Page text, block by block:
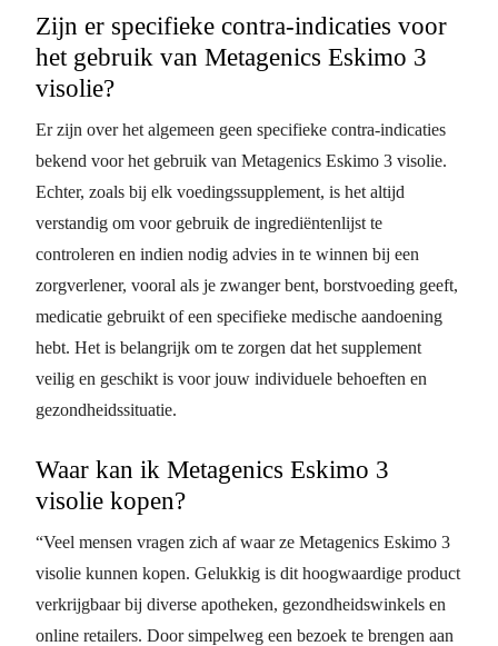
Zijn er specifieke contra-indicaties voor
het gebruik van Metagenics Eskimo 3
visolie?
Er zijn over het algemeen geen specifieke contra-indicaties
bekend voor het gebruik van Metagenics Eskimo 3 visolie.
Echter, zoals bij elk voedingssupplement, is het altijd
verstandig om voor gebruik de ingrediëntenlijst te
controleren en indien nodig advies in te winnen bij een
zorgverlener, vooral als je zwanger bent, borstvoeding geeft,
medicatie gebruikt of een specifieke medische aandoening
hebt. Het is belangrijk om te zorgen dat het supplement
veilig en geschikt is voor jouw individuele behoeften en
gezondheidssituatie.
Waar kan ik Metagenics Eskimo 3
visolie kopen?
“Veel mensen vragen zich af waar ze Metagenics Eskimo 3
visolie kunnen kopen. Gelukkig is dit hoogwaardige product
verkrijgbaar bij diverse apotheken, gezondheidswinkels en
online retailers. Door simpelweg een bezoek te brengen aan